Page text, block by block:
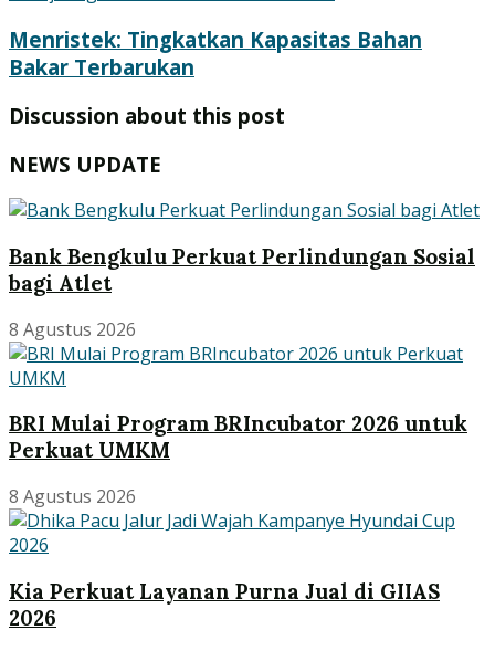
Menristek: Tingkatkan Kapasitas Bahan
Bakar Terbarukan
Discussion about this post
NEWS UPDATE
Bank Bengkulu Perkuat Perlindungan Sosial
bagi Atlet
8 Agustus 2026
BRI Mulai Program BRIncubator 2026 untuk
Perkuat UMKM
8 Agustus 2026
Kia Perkuat Layanan Purna Jual di GIIAS
2026